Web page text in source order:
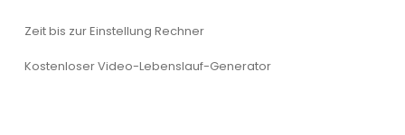
Zeit bis zur Einstellung Rechner
Kostenloser Video-Lebenslauf-Generator